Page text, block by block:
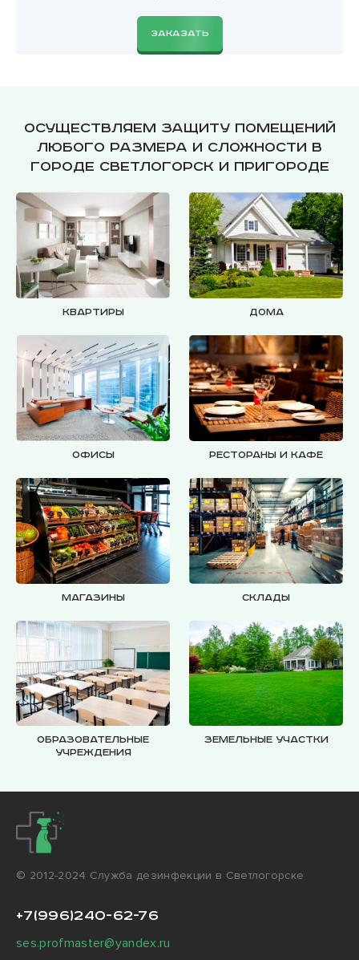
ЗАКАЗАТЬ
Осуществляем защиту помещений
любого размера и сложности в
городе Светлогорск и пригороде
Квартиры Дома
Офисы Рестораны и кафе
Магазины Склады
Образовательные
учреждения
Земельные участки
© 2012-2024 Cлужба дезинфекции в Светлогорске
+7(996)240-62-76
ses.profmaster@yandex.ru